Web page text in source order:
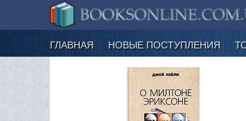
ГЛАВНАЯ НОВЫЕ ПОСТУПЛЕНИЯ